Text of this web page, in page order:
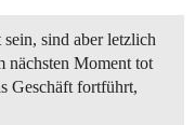
sind aber letzlich
nächsten Moment tot
Geschäft fortführt,